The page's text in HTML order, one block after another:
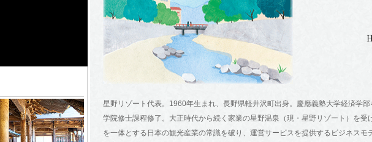
星野リゾート代表。1960年生まれ、長野県軽井沢町出身。慶應義塾大学経済学
学院修士課程修了。大正時代から続く家業の星野温泉（現・星野リゾート）を
を一体とする日本の観光産業の常識を破り、運営サービスを提供するビジネス